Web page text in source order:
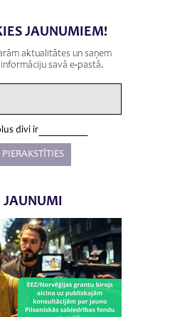
JAUNUMIEM!
aktualitātes un saņem
savā e-pastā.
divi ir
JAUNUMI